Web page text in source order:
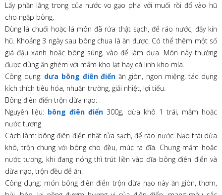
Lấy phần lắng trong của nước vo gạo pha với muối rồi đổ vào hũ
cho ngập bông.
Dùng lá chuối hoặc lá môn đã rửa thật sạch, để ráo nước, đậy kín
hũ. Khoảng 3 ngày sau bông chua là ăn được. Có thể thêm một số
giá đậu xanh hoặc bông súng, vào để làm dưa. Món này thường
được dùng ăn ghém với mắm kho lạt hay cá linh kho mía.
Công dụng: dưa bông điên điển ăn giòn, ngon miệng, tác dụng
kích thích tiêu hóa, nhuận trường, giải nhiệt, lợi tiểu.
Bông điên điển trộn dừa nạo:
Nguyên liệu: bông điên điển 300g, dừa khô 1 trái, mắm hoặc
nước tương.
Cách làm: bông điên điển nhặt rửa sạch, để ráo nước. Nạo trái dừa
khô, trộn chung với bông cho đều, múc ra đĩa. Chưng mắm hoặc
nước tương, khi đang nóng thì trút liền vào dĩa bông điên điển và
dừa nạo, trộn đều để ăn.
Công dụng: món bông điên điển trộn dừa nạo này ăn giòn, thơm,